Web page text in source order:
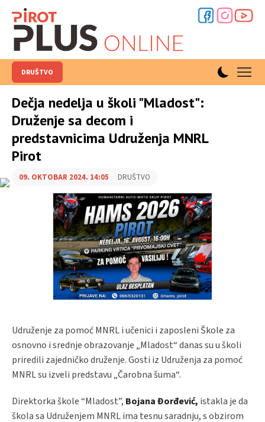
DRUŠTVO
Dečja nedelja u školi "Mladost":
Druženje sa decom i
predstavnicima Udruženja MNRL
Pirot
09. OKTOBAR 2024. 14:05 DRUŠTVO
Udruženje za pomoć MNRL i učenici i zaposleni Škole za
osnovno i srednje obrazovanje „Mladost“ danas su u školi
priredili zajedničko druženje. Gosti iz Udruženja za pomoć
MNRL su izveli predstavu „Čarobna šuma“.
Direktorka škole “Mladost”, Bojana Đorđević, istakla je da
škola sa Udruženjem MNRL ima tesnu saradnju, s obzirom